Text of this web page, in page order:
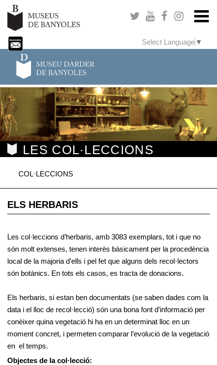
Select Language ▼
LES COL·LECCIONS
COL·LECCIONS
ELS HERBARIS
Les col·leccions d’herbaris, amb 3083 exemplars, tot i que no
són molt extenses, tenen interès bàsicament per la procedència
local de la majoria d’ells i pel fet que alguns dels recol·lectors
són botànics. En tots els casos, es tracta de donacions.
Els herbaris, si estan ben documentats (se saben dades com la
data i el lloc de recol·lecció) són una bona font d’informació per
conèixer quina vegetació hi ha en un determinat lloc en un
moment concret, i permeten comparar l’evolució de la vegetació
en el temps.
Objectes de la col·lecció: